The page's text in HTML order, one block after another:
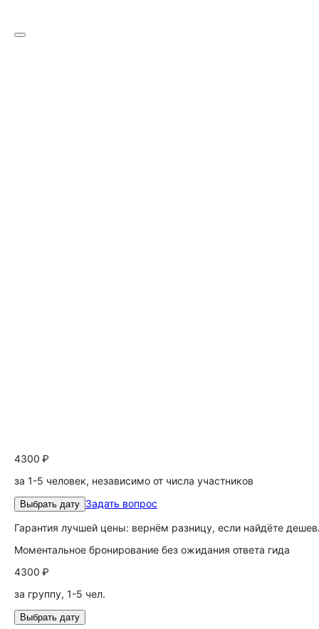
4300 ₽
за 1-5 человек, независимо от числа участников
Выбрать дату Задать вопрос
Гарантия лучшей цены: вернём разницу, если найдёте
Моментальное бронирование без ожидания ответа гида
4300 ₽
за группу, 1-5 чел.
Выбрать дату